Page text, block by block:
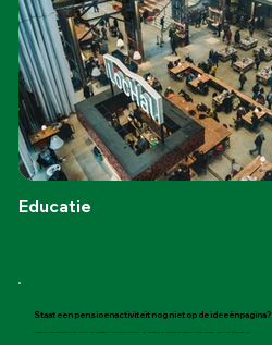
Staat een pensioenactiviteit nog niet op de ideeënpagina?
Educatie